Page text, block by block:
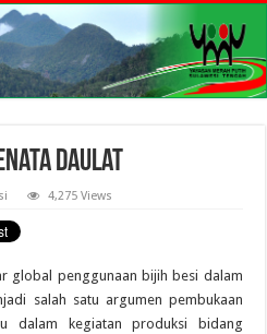
Daulat
4,275 Views
global penggunaan bijih besi dalam
salah satu argumen pembukaan
dalam kegiatan produksi bidang